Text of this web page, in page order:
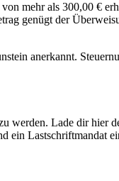
mehr als 300,00 €
genügt der
anerkannt.
werden. Lade dir hier
ein Lastschriftmandat